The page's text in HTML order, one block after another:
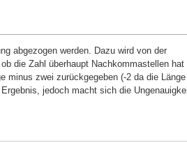
abgezogen werden. Dazu wird von der
die Zahl überhaupt Nachkommastellen hat
minus zwei zurückgegeben (-2 da die
jedoch macht sich die